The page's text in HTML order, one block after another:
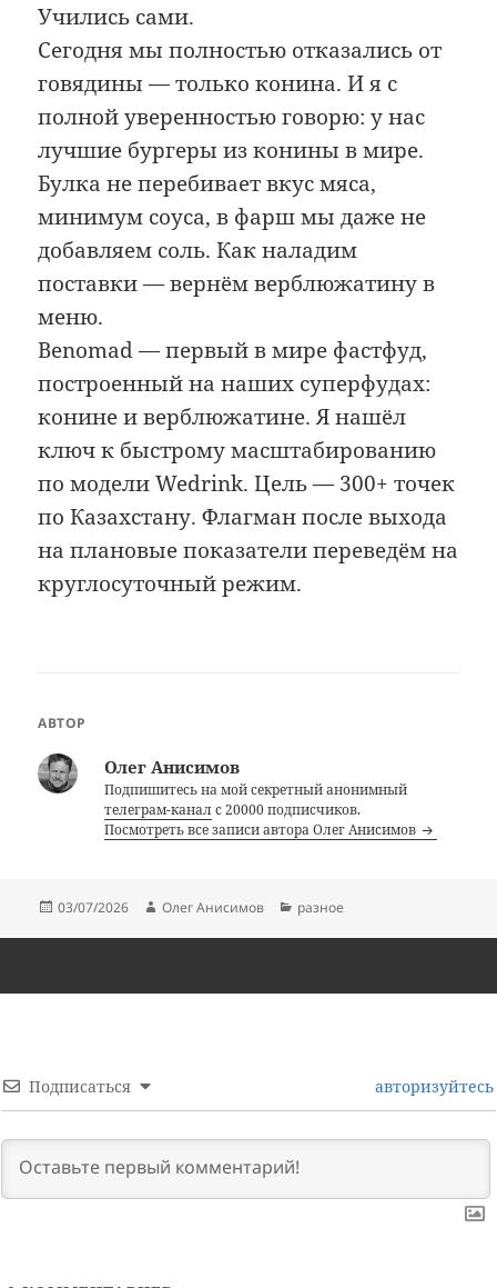
Учились сами.
Сегодня мы полностью отказались от
говядины — только конина. И я с
полной уверенностью говорю: у нас
лучшие бургеры из конины в мире.
Булка не перебивает вкус мяса,
минимум соуса, в фарш мы даже не
добавляем соль. Как наладим
поставки — вернём верблюжатину в
меню.
Benomad — первый в мире фастфуд,
построенный на наших суперфудах:
конине и верблюжатине. Я нашёл
ключ к быстрому масштабированию
по модели Wedrink. Цель — 300+ точек
по Казахстану. Флагман после выхода
на плановые показатели переведём на
круглосуточный режим.
АВТОР
Олег Анисимов
Подпишитесь на мой секретный анонимный
телеграм-каналс 20000 подписчиков.
Посмотреть все записи автора Олег Анисимов
Опубликовано
03/07/2026 Автор
Олег Анисимов Рубрики
разное
Подписаться авторизуйтесь